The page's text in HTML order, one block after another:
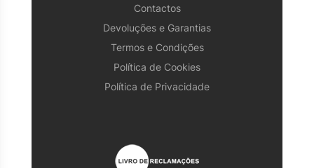
Contactos
Devoluções e Garantias
Termos e Condições
Política de Cookies
Política de Privacidade